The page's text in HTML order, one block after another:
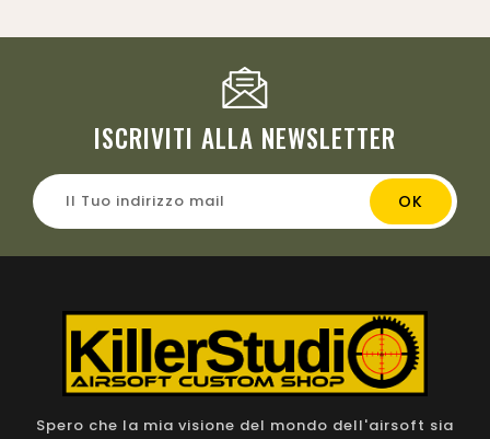
ISCRIVITI ALLA NEWSLETTER
Spero che la mia visione del mondo dell'airsoft sia